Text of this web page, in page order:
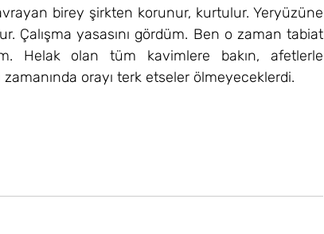
birey şirkten korunur, kurtulur. Yeryüzüne
Çalışma yasasını gördüm. Ben o zaman tabiat
Helak olan tüm kavimlere bakın, afetlerle
orayı terk etseler ölmeyeceklerdi.